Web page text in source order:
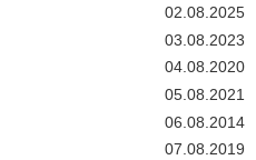
02.08.2025
03.08.2023
04.08.2020
05.08.2021
06.08.2014
07.08.2019